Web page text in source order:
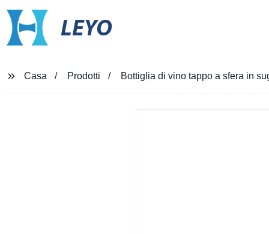
LEYO
Casa Prodotti Bottiglia di vino tappo a sfera in